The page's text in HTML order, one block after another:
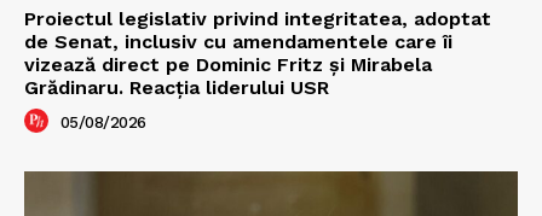
Proiectul legislativ privind integritatea, adoptat
de Senat, inclusiv cu amendamentele care îi
vizează direct pe Dominic Fritz și Mirabela
Grădinaru. Reacția liderului USR
05/08/2026